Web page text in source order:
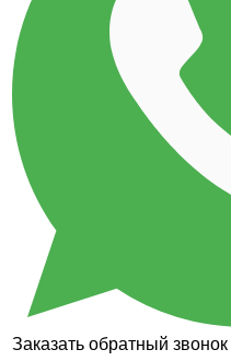
Заказать обратный звонок